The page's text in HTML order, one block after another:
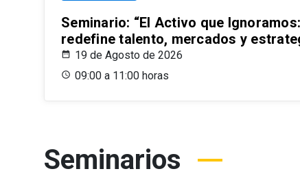
Seminario: “El Activo que
redefine talento, mercados y
19 de Agosto de 2026
09:00 a 11:00 horas
Seminarios